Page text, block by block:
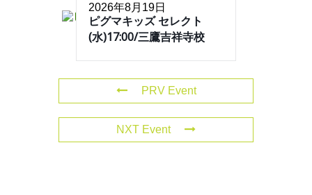
2026年8月19日
ピグマキッズ セレクト
(水)17:00/三鷹吉祥寺校
PRV Event
NXT Event